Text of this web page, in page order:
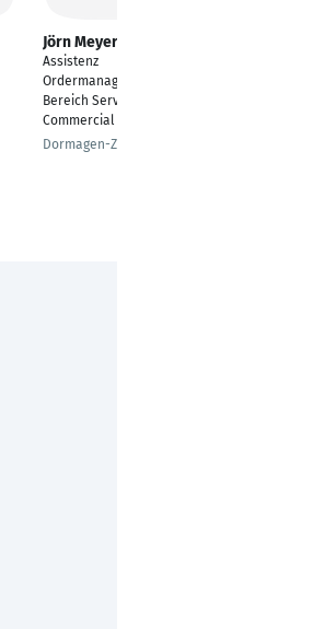
Jörn Meyerjürgens
Assistenz
Ordermanagement im
Bereich Services /
Commercial
Dormagen-Zons